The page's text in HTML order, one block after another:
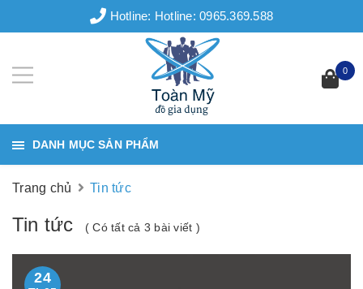
Hotline: Hotline: 0965.369.588
0
DANH MỤC SẢN PHẨM
Trang chủ Tin tức
Tin tức ( Có tất cả 3 bài viết )
24